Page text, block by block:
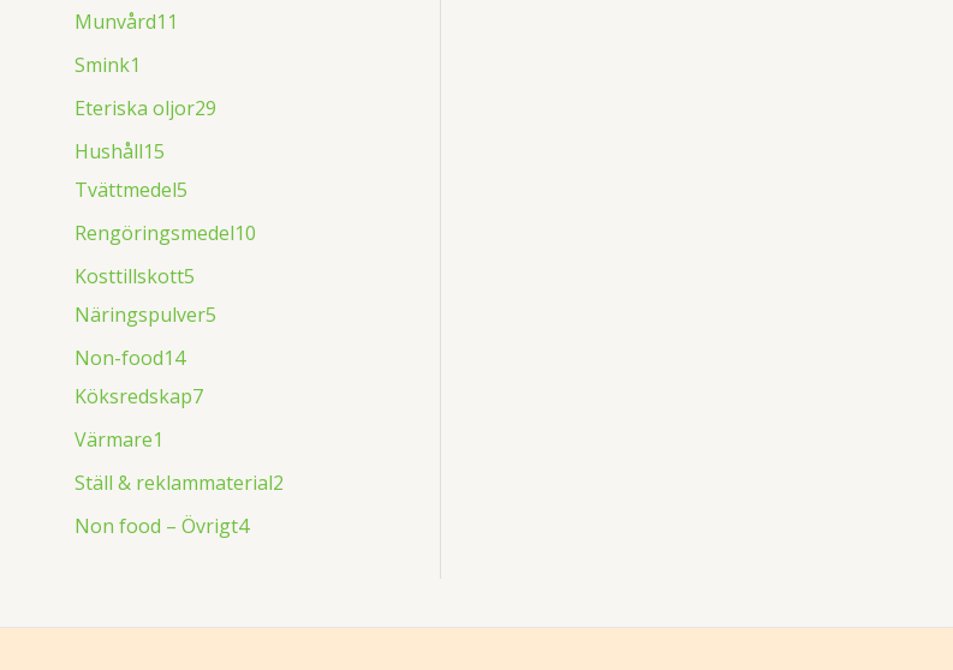
Munvård11
Smink1
Eteriska oljor29
Hushåll15
Tvättmedel5
Rengöringsmedel10
Kosttillskott5
Näringspulver5
Non-food14
Köksredskap7
Värmare1
Ställ & reklammaterial2
Non food – Övrigt4